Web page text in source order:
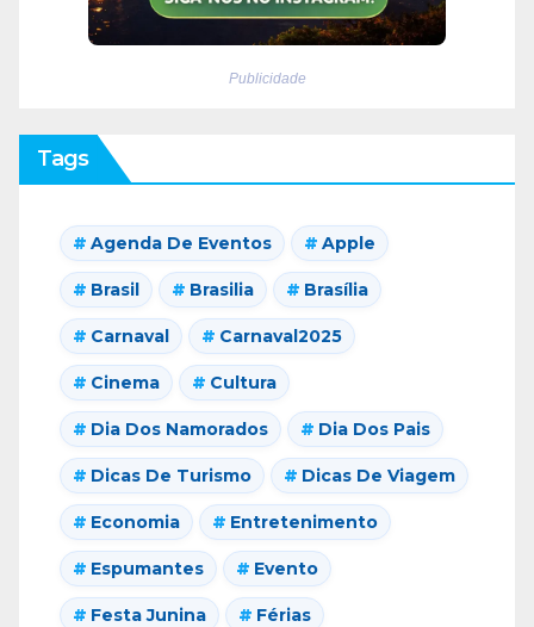
Publicidade
Tags
Agenda De Eventos Apple
Brasil Brasilia Brasília
Carnaval Carnaval2025
Cinema Cultura
Dia Dos Namorados Dia Dos Pais
Dicas De Turismo Dicas De Viagem
Economia Entretenimento
Espumantes Evento
Festa Junina Férias